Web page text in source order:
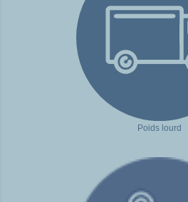
Poids lourd